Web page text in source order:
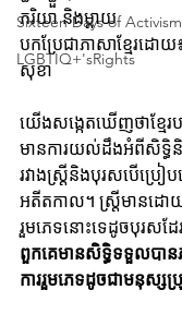
Sixteen Days of Activism
LGBTIQ+'sRights
ភរិយា និងម្តាយ
បកប្រែជាភាសាខ្មែរដោ
សុខា
យើងសង្កេតឃើញថាខ្មែរប
មានការយល់ដឹងអំពីសិទ្ធិនិង
រវាងស្រ្តីនិងបុរសបើប្រ
អតីតកាល។ ស្រ្តីមានដោ
រួមភេទនោះទេដូចបុរសដែ
ពួកគេ​​មាន​សិទ្ធិ​ទទួលបា
ការរួមភេទដូចជាមនុស្សប្